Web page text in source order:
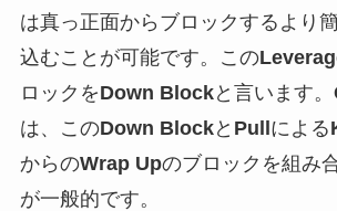
は真っ正面からブロックするより
込むことが可能です。この
ロックをDown Blockと言います。
は、このDown Blockと Pullによる
からのWrap Upのブロックを組み
が一般的です。